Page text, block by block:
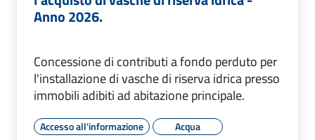
Anno 2026.
Concessione di contributi a fondo perduto per
l'installazione di vasche di riserva idrica presso
immobili adibiti ad abitazione principale.
Accesso all'informazione Acqua